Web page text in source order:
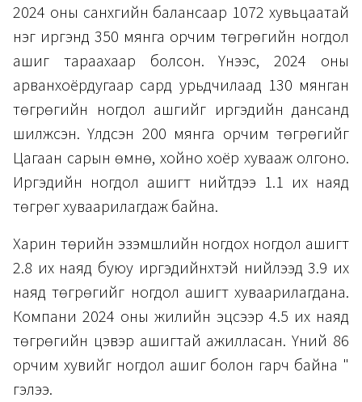
2024 оны санхүүгийн балансаар 1072 хувьцаатай
нэг иргэнд 350 мянга орчим төгрөгийн ногдол
ашиг тараахаар болсон. Үүнээс, 2024 оны
арванхоёрдугаар сард урьдчилаад 130 мянган
төгрөгийн ногдол ашгийг иргэдийн дансанд
шилжүүсэн. Үлдсэн 200 мянга орчим төгрөгийг
Цагаан сарын өмнө, хойно хоёр хувааж олгоно.
Иргэдийн ногдол ашигт нийтдээ 1.1 их наяд
төгрөг хуваарилагдаж байна.
Харин төрийн эзэмшлийн ногдох ногдол ашигт
2.8 их наяд буюу иргэдийнхтэй нийлээд 3.9 их
наяд төгрөгийг ногдол ашигт хуваарилагдана.
Компани 2024 оны жилийн эцсээр 4.5 их наяд
төгрөгийн цэвэр ашигтай ажилласан. Үүний 86
орчим хувийг ногдол ашиг болон гарч байна "
гэлээ.